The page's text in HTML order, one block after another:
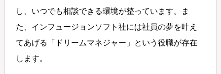
し、いつでも相談できる環境が整っています。ま
た、インフュージョンソフト社には社員の夢を叶え
てあげる「ドリームマネジャー」という役職が存在
します。